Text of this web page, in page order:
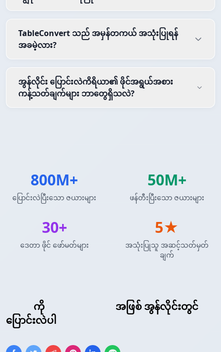
ကို
အဖြစ် အွန်လိုင်းတွင်
ပြောင်းလဲပါ
TableConvert သည် အမှန်တကယ် အသုံးပြုရန်
အခမဲ့လား?
အွန်လိုင်း ပြောင်းလဲကိရိယာ၏ ဖိုင်အရွယ်အစား
ကန့်သတ်ချက်များ ဘာတွေရှိသလဲ?
800M+
ပြောင်းလဲပြီးသော ဇယားများ
50M+
ဖန်တီးပြီးသော ဇယားများ
30+
ဒေတာ ဖိုင် ဖော်မတ်များ
5★
အသုံးပြုသူ အဆင့်သတ်မှတ်
ချက်